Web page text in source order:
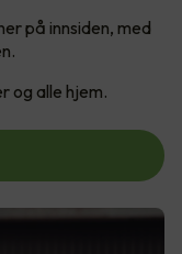
på innsiden, med
og alle hjem.